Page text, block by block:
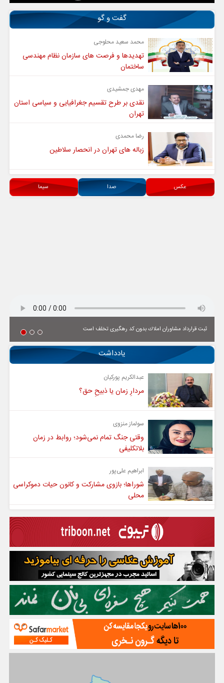
گفت و گو
محمد سعید محلوجی
تهدیدها و فرصت های سازمان نظام مهندسی
ساختمان
مهدی جمشیدی
نقدی بر طرح تقسیم جغرافیایی و سیاسی استان
تهران
رضا محمدی
زباله های تهران در انحصار سلاطین
عکس صدا سیما
ثبت قرارداد مشاوران املاك بدون كد رهگیری تخلف است
یادداشت
عبدالکریم پورکیان
مردارِ زمان یا ذبیحِ حق؟
سولماز منزوی
وقتی جنگ تمام نمی‌شود؛ روابط در زمان
بلاتکلیفی
ابراهیم علی‌پور
شوراها؛ بازوی مشارکت و کانون حیات دموکراسی
محلی